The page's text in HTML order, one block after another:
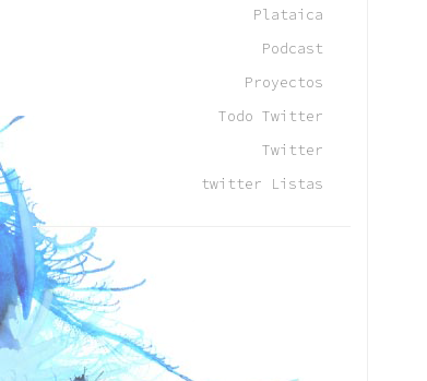
Plataica
Podcast
Proyectos
Todo Twitter
Twitter
twitter Listas